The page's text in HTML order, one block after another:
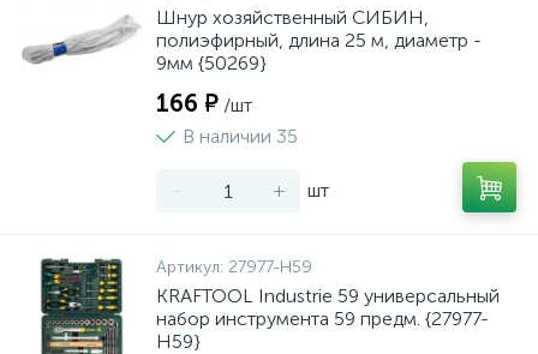
Шнур хозяйственный СИБИН,
полиэфирный, длина 25 м, диаметр -
9мм {50269}
166 ₽ /шт
В наличии 35
- + шт
Артикул: 27977-H59
KRAFTOOL Industrie 59 универсальный
набор инструмента 59 предм. {27977-
H59}